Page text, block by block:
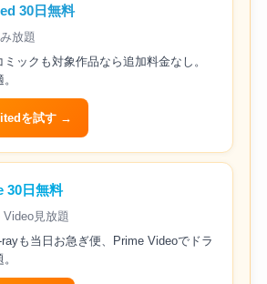
30日無料
放題
ックも対象作品なら追加料金なし。
を試す →
30日無料
見放題
も当日お急ぎ便、Prime Videoでドラ